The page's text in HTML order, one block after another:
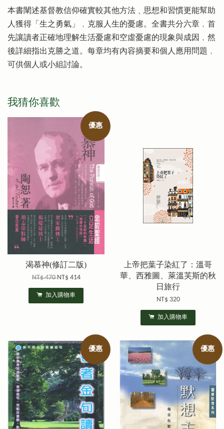
本書闡述基督教信仰確實較其他方法﹑思想和習慣更能幫助
人獲得「生之勇氣」﹐克服人生的憂慮。全書共分六章﹐首
先讓讀者正確地理解生活憂慮和空虛憂慮的現象與成因﹐然
後詳細指出克勝之道。每章均有內容摘要和個人應用問題﹐
可供個人或小組討論。
我猜你喜歡
優惠
渴慕神(修訂二版)
NT$ 470NT$ 414
加入購物車
上帝把葉子染紅了：溫哥
華、西雅圖、萊溫芙斯的秋
日旅行
NT$ 320
加入購物車
優惠 優惠